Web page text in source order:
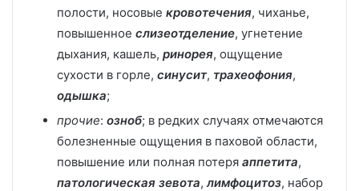
полости, носовые кровотечения, чиханье,
повышенное слизеотделение, угнетение
дыхания, кашель, ринорея, ощущение
сухости в горле, синусит, трахеофония,
одышка;
прочие: озноб; в редких случаях отмечаются
болезненные ощущения в паховой области,
повышение или полная потеря аппетита,
патологическая зевота, лимфоцитоз, набор